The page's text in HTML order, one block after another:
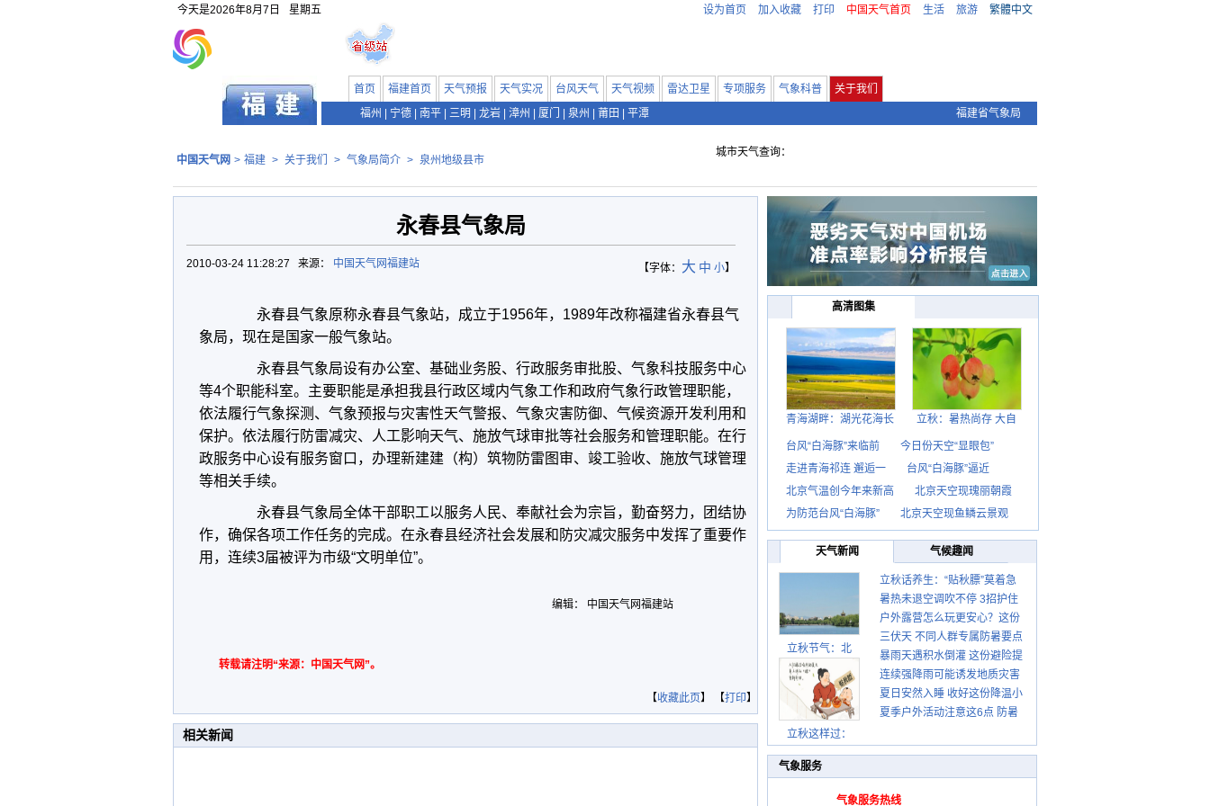
今天是2026年8月7日 星期五 设为首页 加入收藏 打印 中国天气首页 生活 旅游 繁體中文
首页 福建首页 天气预报 天气实况 台风天气 天气视频 雷达卫星 专项服务 气象科普
关于我们
福州
宁德 南平 三明 龙岩 漳州 厦门 泉州 莆田 平潭 福建省气象局
中国天气网 > 福建 > 关于我们 > 气象局简介 > 泉州地级县市
城市天气查询：
永春县气象局
【字体： 大 中 小】
2010-03-24 11:28:27 来源： 中国天气网福建站
永春县气象原称永春县气象站，成立于1956年，1989年改称福建省永春县气
象局，现在是国家一般气象站。
永春县气象局设有办公室、基础业务股、行政服务审批股、气象科技服务中心
等4个职能科室。主要职能是承担我县行政区域内气象工作和政府气象行政管理职能，
依法履行气象探测、气象预报与灾害性天气警报、气象灾害防御、气候资源开发利用和
保护。依法履行防雷减灾、人工影响天气、施放气球审批等社会服务和管理职能。在行
政服务中心设有服务窗口，办理新建建（构）筑物防雷图审、竣工验收、施放气球管理
等相关手续。
永春县气象局全体干部职工以服务人民、奉献社会为宗旨，勤奋努力，团结协
作，确保各项工作任务的完成。在永春县经济社会发展和防灾减灾服务中发挥了重要作
用，连续3届被评为市级“文明单位”。
编辑： 中国天气网福建站
转载请注明“来源：中国天气网”。
【收藏此页】 【打印】
相关新闻
高清图集
青海湖畔：湖光花海长 立秋：暑热尚存 大自
台风“白海豚”来临前
今日份天空“显眼包”
走进青海祁连 邂逅一
台风“白海豚”逼近
北京气温创今年来新高
北京天空现瑰丽朝霞
为防范台风“白海豚”
北京天空现鱼鳞云景观
天气新闻 气候趣闻
立秋节气：北
立秋这样过：
立秋话养生：“贴秋膘”莫着急
先清暑再防燥
暑热未退空调吹不停 3招护住
肩颈不酸痛
户外露营怎么玩更安心？这份
攻略请收好
三伏天 不同人群专属防暑要点
请收好
暴雨天遇积水倒灌 这份避险提
示请收好
连续强降雨可能诱发地质灾害
这些前兆要知道
夏日安然入睡 收好这份降温小
贴士
夏季户外活动注意这6点 防暑
气象服务
气象服务热线